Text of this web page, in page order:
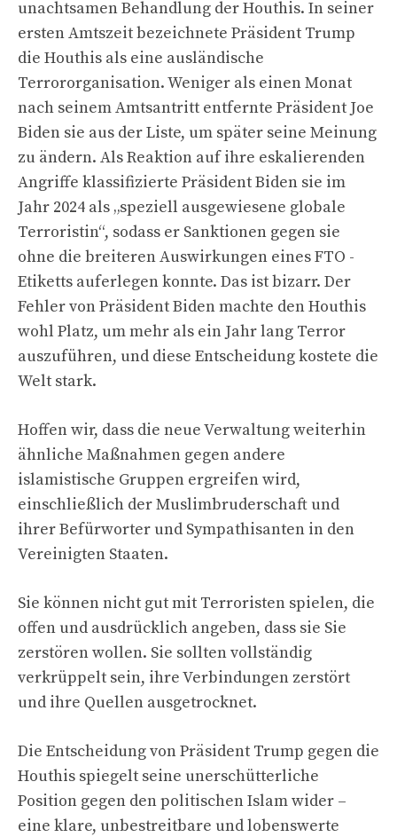
unachtsamen Behandlung der Houthis. In seiner
ersten Amtszeit bezeichnete Präsident Trump
die Houthis als eine ausländische
Terrororganisation. Weniger als einen Monat
nach seinem Amtsantritt entfernte Präsident Joe
Biden sie aus der Liste, um später seine Meinung
zu ändern. Als Reaktion auf ihre eskalierenden
Angriffe klassifizierte Präsident Biden sie im
Jahr 2024 als „speziell ausgewiesene globale
Terroristin“, sodass er Sanktionen gegen sie
ohne die breiteren Auswirkungen eines FTO -
Etiketts auferlegen konnte. Das ist bizarr. Der
Fehler von Präsident Biden machte den Houthis
wohl Platz, um mehr als ein Jahr lang Terror
auszuführen, und diese Entscheidung kostete die
Welt stark.
Hoffen wir, dass die neue Verwaltung weiterhin
ähnliche Maßnahmen gegen andere
islamistische Gruppen ergreifen wird,
einschließlich der Muslimbruderschaft und
ihrer Befürworter und Sympathisanten in den
Vereinigten Staaten.
Sie können nicht gut mit Terroristen spielen, die
offen und ausdrücklich angeben, dass sie Sie
zerstören wollen. Sie sollten vollständig
verkrüppelt sein, ihre Verbindungen zerstört
und ihre Quellen ausgetrocknet.
Die Entscheidung von Präsident Trump gegen die
Houthis spiegelt seine unerschütterliche
Position gegen den politischen Islam wider –
eine klare, unbestreitbare und lobenswerte